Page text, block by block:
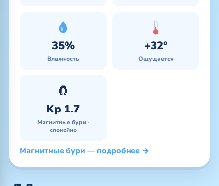
35%
Влажность
+32°
Ощущается
🧲
Kp 1.7
Магнитные бури ·
спокойно
Магнитные бури — подробнее →